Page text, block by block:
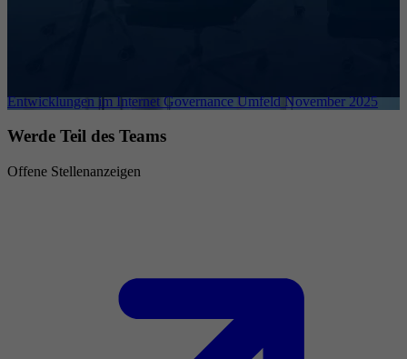
Entwicklungen im Internet Governance Umfeld November 2025
Werde Teil des Teams
Offene Stellenanzeigen